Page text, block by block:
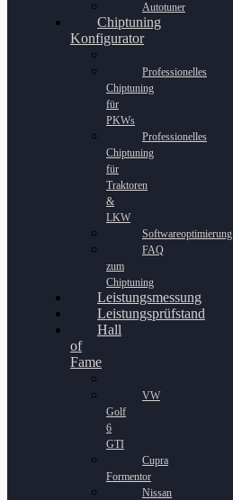
Autotuner
Chiptuning
Konfigurator
Professionelles
Chiptuning
für
PKWs
Professionelles
Chiptuning
für
Traktoren
&
LKW
Softwareoptimierung
FAQ
zum
Chiptuning
Leistungsmessung
Leistungsprüfstand
Hall
of
Fame
VW
Golf
6
GTI
Cupra
Formentor
Nissan